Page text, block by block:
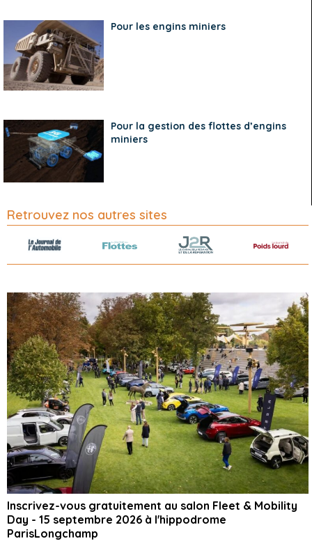
Pour les engins miniers
Pour la gestion des flottes d’engins
miniers
Retrouvez nos autres sites
Inscrivez-vous gratuitement au salon Fleet & Mobility
Day - 15 septembre 2026 à l'hippodrome
ParisLongchamp